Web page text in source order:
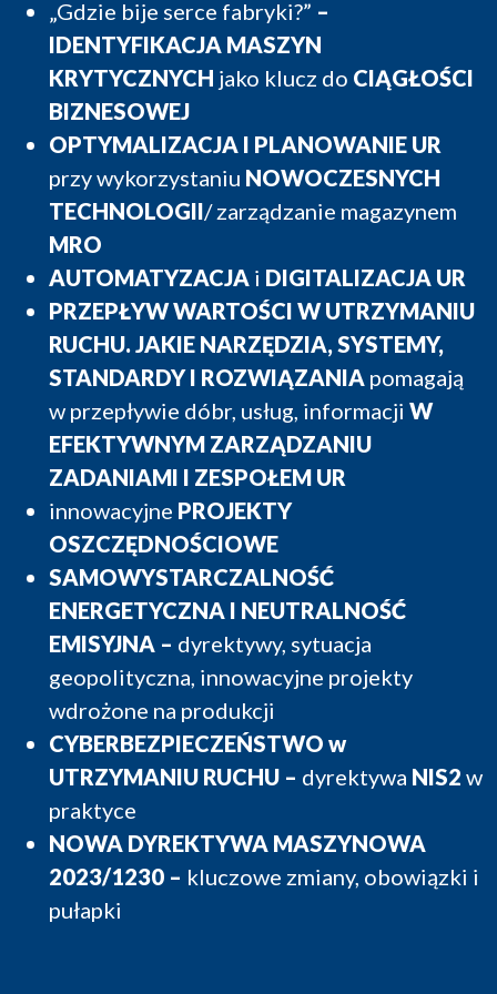
podejście oraz wysoki poziom merytoryczny
sprawiają, że uczestnicy wracają do swoich
zakładów z konkretnymi pomysłami,
inspiracjami i rozwiązaniami możliwymi do
wdrożenia we własnych organizacjach.
Serdecznie zapraszam do udziału w tym
wyjątkowym spotkaniu środowiska utrzymania
ruchu. Jestem przekonana, że trzy dni
wypełnione praktyczną wiedzą, inspirującymi
dyskusjami oraz wartościowym networkingiem
przełożą się na realne korzyści dla Państwa
organizacji.
Do zobaczenia!
„Gdzie bije serce fabryki?” –
IDENTYFIKACJA MASZYN
KRYTYCZNYCH jako klucz do CIĄGŁOŚCI
BIZNESOWEJ
OPTYMALIZACJA I PLANOWANIE UR
przy wykorzystaniu NOWOCZESNYCH
TECHNOLOGII/ zarządzanie magazynem
MRO
AUTOMATYZACJA i DIGITALIZACJA UR
PRZEPŁYW WARTOŚCI W UTRZYMANIU
RUCHU. JAKIE NARZĘDZIA, SYSTEMY,
STANDARDY I ROZWIĄZANIA pomagają
w przepływie dóbr, usług, informacji W
EFEKTYWNYM ZARZĄDZANIU
ZADANIAMI I ZESPOŁEM UR
innowacyjne PROJEKTY
OSZCZĘDNOŚCIOWE
SAMOWYSTARCZALNOŚĆ
ENERGETYCZNA I NEUTRALNOŚĆ
EMISYJNA – dyrektywy, sytuacja
geopolityczna, innowacyjne projekty
wdrożone na produkcji
CYBERBEZPIECZEŃSTWO w
UTRZYMANIU RUCHU – dyrektywa NIS2 w
praktyce
NOWA DYREKTYWA MASZYNOWA
2023/1230 – kluczowe zmiany, obowiązki i
pułapki